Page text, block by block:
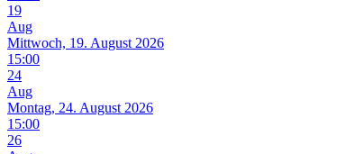
19
Aug
Mittwoch, 19. August 2026
15:00
24
Aug
Montag, 24. August 2026
15:00
26